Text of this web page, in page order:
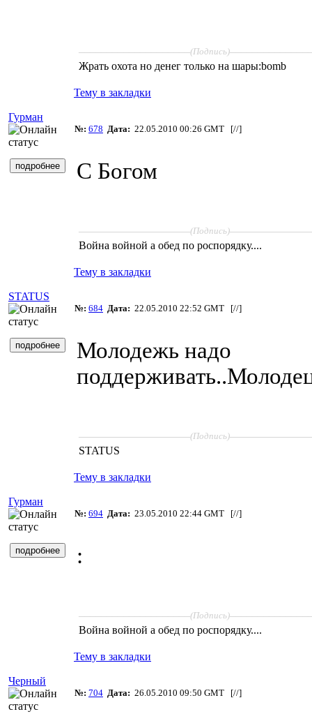
(Подпись)
Жрать охота но денег только на шары:bomb
Тему в закладки
Гурман
№: 678 Дата: 22.05.2010 00:26 GMT [//]
С Богом
(Подпись)
Война войной а обед по роспорядку....
Тему в закладки
STATUS
№: 684 Дата: 22.05.2010 22:52 GMT [//]
Молодежь надо
(Подпись)
STATUS
Тему в закладки
Гурман
№: 694 Дата: 23.05.2010 22:44 GMT [//]
:
(Подпись)
Война войной а обед по роспорядку....
Тему в закладки
Черный
№: 704 Дата: 26.05.2010 09:50 GMT [//]